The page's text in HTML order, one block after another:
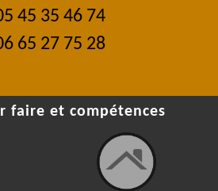
45 35 46 74
65 27 75 28
faire et compétences